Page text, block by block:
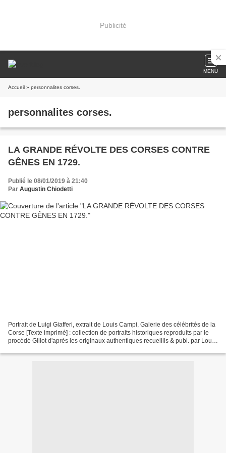
Publicité
MENU
Accueil » personnalites corses.
personnalites corses.
LA GRANDE RÉVOLTE DES CORSES CONTRE
GÊNES EN 1729.
Publié le 08/01/2019 à 21:40
Par Augustin Chiodetti
Portrait de Luigi Giafferi, extrait de Louis Campi, Galerie des célébrités de la
Corse [Texte imprimé] : collection de portraits historiques reproduits par le
procédé Gillot d'après les originaux authentiques recueillis & publ. par Louis